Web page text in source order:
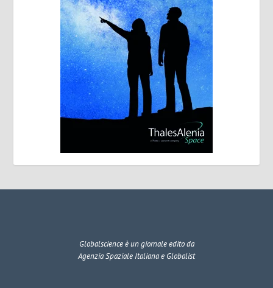
Globalscienceè un giornale edito da
Agenzia Spaziale Italiana e Globalist